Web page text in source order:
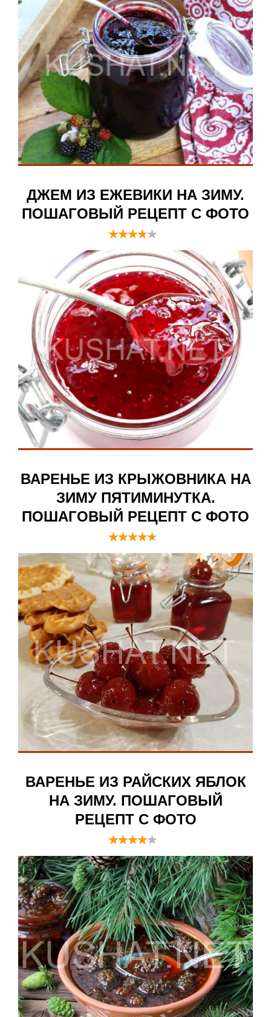
ДЖЕМ ИЗ ЕЖЕВИКИ НА ЗИМУ.
ПОШАГОВЫЙ РЕЦЕПТ С ФОТО
ВАРЕНЬЕ ИЗ КРЫЖОВНИКА НА
ЗИМУ ПЯТИМИНУТКА.
ПОШАГОВЫЙ РЕЦЕПТ С ФОТО
ВАРЕНЬЕ ИЗ РАЙСКИХ ЯБЛОК
НА ЗИМУ. ПОШАГОВЫЙ
РЕЦЕПТ С ФОТО